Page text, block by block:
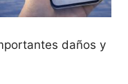
daños y